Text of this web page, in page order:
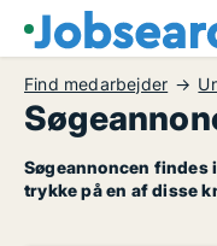
Find medarbejder
Søgeannoncen findes
trykke på en af disse